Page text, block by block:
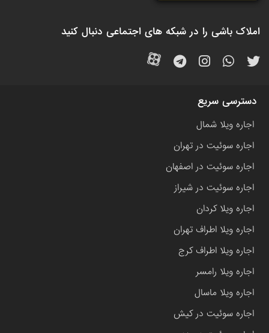
املاک باشی را در شبکه های اجتماعی دنبال کنید
دسترسی سریع
اجاره ویلا شمال
اجاره سوئیت در تهران
اجاره سوئیت در اصفهان
اجاره سوئیت در شیراز
اجاره ویلا کردان
اجاره ویلا اطراف تهران
اجاره ویلا اطراف کرج
اجاره ویلا رامسر
اجاره ویلا ماسال
اجاره سوئیت در کیش